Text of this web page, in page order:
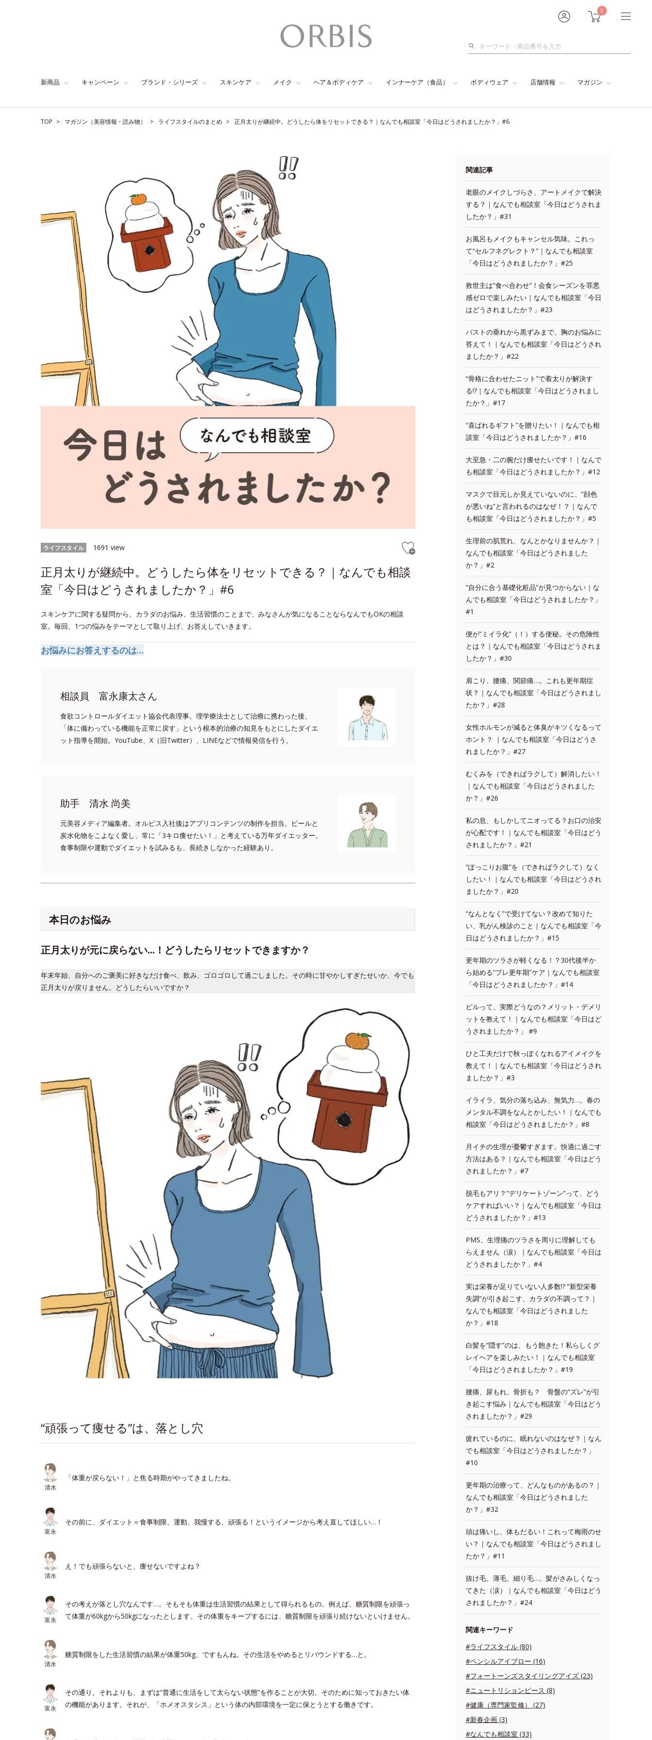
0
検
新商品 キャンペーン ブランド・シリーズ スキンケア メイク ヘア＆ボディケア インナーケア（食品） ボディウェア 店舗情報 マガジン
TOP マガジン（美容情報・読み物） ライフスタイルのまとめ 正月太りが継続中。どうしたら体をリセットできる？｜なんでも相談室「今日はどうされましたか？」#6
ライフスタイル 1691 view
正月太りが継続中。どうしたら体をリセットできる？｜なんでも相談
室「今日はどうされましたか？」#6
スキンケアに関する疑問から、カラダのお悩み、生活習慣のことまで、みなさんが気になることならなんでもOKの相談
室。毎回、1つの悩みをテーマとして取り上げ、お答えしていきます。
お悩みにお答えするのは…
相談員 富永康太さん
食欲コントロールダイエット協会代表理事。理学療法士として治療に携わった後、
「体に備わっている機能を正常に戻す」という根本的治療の知見をもとにしたダイエ
ット指導を開始。YouTube、X（旧Twitter）、LINEなどで情報発信を行う。
助手 清水 尚美
元美容メディア編集者。オルビス入社後はアプリコンテンツの制作を担当。ビールと
炭水化物をこよなく愛し、常に「3キロ痩せたい！」と考えている万年ダイエッター。
食事制限や運動でダイエットを試みるも、長続きしなかった経験あり。
本日のお悩み
正月太りが元に戻らない…！どうしたらリセットできますか？
年末年始、自分へのご褒美に好きなだけ食べ、飲み、ゴロゴロして過ごしました。その時に甘やかしすぎたせいか、今でも
正月太りが戻りません。どうしたらいいですか？
“頑張って痩せる”は、落とし穴
清水
「体重が戻らない！」と焦る時期がやってきましたね。
富永
その前に、ダイエット＝食事制限、運動、我慢する、頑張る！というイメージから考え直してほしい…！
清水
え！でも頑張らないと、痩せないですよね？
富永
その考えが落とし穴なんです…。そもそも体重は生活習慣の結果として得られるもの。例えば、糖質制限を頑張っ
て体重が60kgから50kgになったとします。その体重をキープするには、糖質制限を頑張り続けないといけません。
清水
糖質制限をした生活習慣の結果が体重50kg、ですもんね。その生活をやめるとリバウンドする…と。
富永
その通り。それよりも、まずは“普通に生活をして太らない状態”を作ることが大切。そのために知っておきたい体
の機能があります。それが、「ホメオスタシス」という体の内部環境を一定に保とうとする働きです。
関連記事
老眼のメイクしづらさ、アートメイクで解決
する？｜なんでも相談室「今日はどうされま
したか？」#31
お風呂もメイクもキャンセル気味。これっ
て“セルフネグレクト？”｜なんでも相談室
「今日はどうされましたか？」#25
救世主は“食べ合わせ”！会食シーズンを罪悪
感ゼロで楽しみたい｜なんでも相談室「今日
はどうされましたか？」#23
バストの垂れから黒ずみまで。胸のお悩みに
答えて！｜なんでも相談室「今日はどうされ
ましたか？」#22
“骨格に合わせたニット”で着太りが解決す
る!?｜なんでも相談室「今日はどうされまし
たか？」#17
“喜ばれるギフト”を贈りたい！｜なんでも相
談室「今日はどうされましたか？」#16
大至急・二の腕だけ痩せたいです！｜なんで
も相談室「今日はどうされましたか？」#12
マスクで目元しか見えていないのに、“顔色
が悪いね”と言われるのはなぜ！？｜なんで
も相談室「今日はどうされましたか？」#5
生理前の肌荒れ、なんとかなりませんか？｜
なんでも相談室「今日はどうされました
か？」#2
“自分に合う基礎化粧品”が見つからない｜な
んでも相談室「今日はどうされましたか？」
#1
便が“ミイラ化”（！）する便秘。その危険性
とは？｜なんでも相談室「今日はどうされま
したか？」#30
肩こり、腰痛、関節痛…。これも更年期症
状？｜なんでも相談室「今日はどうされまし
たか？」#28
女性ホルモンが減ると体臭がキツくなるって
ホント？ ｜なんでも相談室「今日はどうさ
れましたか？」#27
むくみを（できればラクして）解消したい！
｜なんでも相談室「今日はどうされました
か？」#26
私の息、もしかしてニオってる？お口の治安
が心配です！｜なんでも相談室「今日はどう
されましたか？」#21
“ぽっこりお腹”を（できればラクして）なく
したい！｜なんでも相談室「今日はどうされ
ましたか？」#20
“なんとなく”で受けてない？改めて知りた
い、乳がん検診のこと｜なんでも相談室「今
日はどうされましたか？」#15
更年期のツラさが軽くなる！？30代後半か
ら始める“プレ更年期”ケア｜なんでも相談室
「今日はどうされましたか？」#14
ピルって、実際どうなの？メリット・デメリ
ットを教えて！｜なんでも相談室「今日はど
うされましたか？」 #9
ひと工夫だけで秋っぽくなれるアイメイクを
教えて！｜なんでも相談室「今日はどうされ
ましたか？」#3
イライラ、気分の落ち込み、無気力…。春の
メンタル不調をなんとかしたい！｜なんでも
相談室「今日はどうされましたか？」#8
月イチの生理が憂鬱すぎます。快適に過ごす
方法はある？｜なんでも相談室「今日はどう
されましたか？」#7
脱毛もアリ？“デリケートゾーン”って、どう
ケアすればいい？｜なんでも相談室「今日は
どうされましたか？」#13
PMS、生理痛のツラさを周りに理解しても
らえません（涙）｜なんでも相談室「今日は
どうされましたか？」#4
実は栄養が足りていない人多数!? “新型栄養
失調”が引き起こす、カラダの不調って？｜
なんでも相談室「今日はどうされました
か？」#18
白髪を“隠す”のは、もう飽きた！私らしくグ
レイヘアを楽しみたい！｜なんでも相談室
「今日はどうされましたか？」#19
腰痛、尿もれ、骨折も？ 骨盤の“ズレ”が引
き起こす悩み｜なんでも相談室「今日はどう
されましたか？」#29
疲れているのに、眠れないのはなぜ？｜なん
でも相談室「今日はどうされましたか？」
#10
更年期の治療って、どんなものがあるの？｜
なんでも相談室「今日はどうされました
か？」#32
頭は痛いし、体もだるい！これって梅雨のせ
い？｜なんでも相談室「今日はどうされまし
たか？」#11
抜け毛、薄毛、細り毛…。髪がさみしくなっ
てきた（涙）｜なんでも相談室「今日はどう
されましたか？」#24
関連キーワード
#ライフスタイル (80)
#ペンシルアイブロー (16)
#フォートーンズスタイリングアイズ (23)
#ニュートリションピース (8)
#健康（専門家監修） (27)
#新春企画 (3)
#なんでも相談室 (33)